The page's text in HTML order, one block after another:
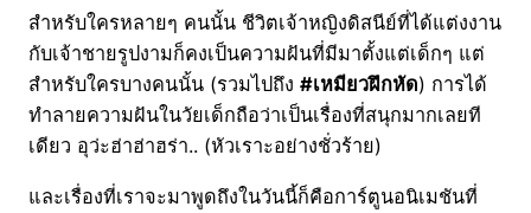
สำหรับใครหลายๆ คนนั้น ชีวิตเจ้าหญิงดิสนีย์ที่ได้แต่งงาน
กับเจ้าชายรูปงามก็คงเป็นความฝันที่มีมาตั้งแต่เด็กๆ แต่
สำหรับใครบางคนนั้น (รวมไปถึง #เหมียวฝึกหัด) การได้
ทำลายความฝันในวัยเด็กถือว่าเป็นเรื่องที่สนุกมากเลยที
เดียว อุว่ะฮ่าฮ่าฮร่า.. (หัวเราะอย่างชั่วร้าย)
และเรื่องที่เราจะมาพูดถึงในวันนี้ก็คือการ์ตูนอนิเมชันที่